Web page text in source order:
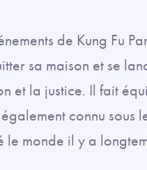
de Kung Fu
sa maison et se
et la justice. Il fait
connu
le monde il y a